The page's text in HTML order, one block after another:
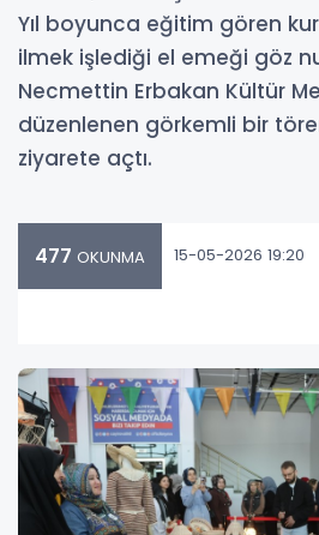
Yıl boyunca eğitim gören
ilmek işlediği el emeği göz
Necmettin Erbakan Kültür
düzenlenen görkemli bir
ziyarete açtı.
477 OKUNMA 15-05-2026 19:20